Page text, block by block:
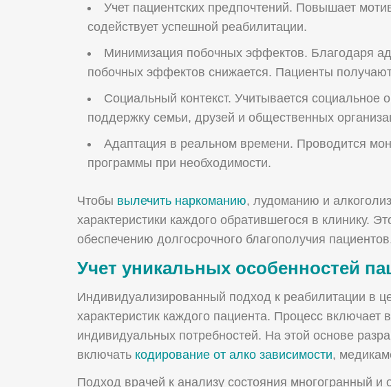
Учет пациентских предпочтений. Повышает
содействует успешной реабилитации.
Минимизация побочных эффектов. Благодаря
побочных эффектов снижается. Пациенты
Социальный контекст. Учитывается
поддержку семьи, друзей и общественных
Адаптация в реальном времени. Проводится
программы при необходимости.
Чтобы вылечить наркоманию, лудоманию и
характеристики каждого обратившегося в клинику.
обеспечению долгосрочного благополучия
Учет уникальных особенностей
Индивидуализированный подход к реабилитации в
характеристик каждого пациента. Процесс
индивидуальных потребностей. На этой основе
включать кодирование от алко зависимости,
Подход врачей к анализу состояния многогранный и
Ваше Имя:
Ваш телефон: